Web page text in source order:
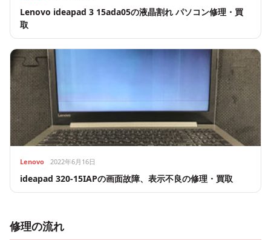
Lenovo ideapad 3 15ada05の液晶割れ パソコン修理・買
取
Lenovo 2022年6月16日
ideapad 320-15IAPの画面故障、表示不良の修理・買取
修理の流れ